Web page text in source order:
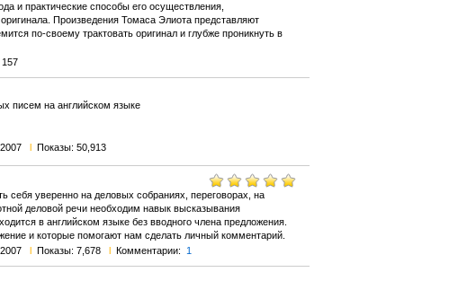
и практические способы его осуществления,
Произведения Томаса Элиота представляют
по-своему трактовать оригинал и глубже проникнуть в
писем на английском языке
l Показы: 50,913
себя уверенно на деловых собраниях, переговорах, на
деловой речи необходим навык высказывания
в английском языке без вводного члена предложения.
и которые помогают нам сделать личный комментарий.
l Показы: 7,678 l Комментарии: 1